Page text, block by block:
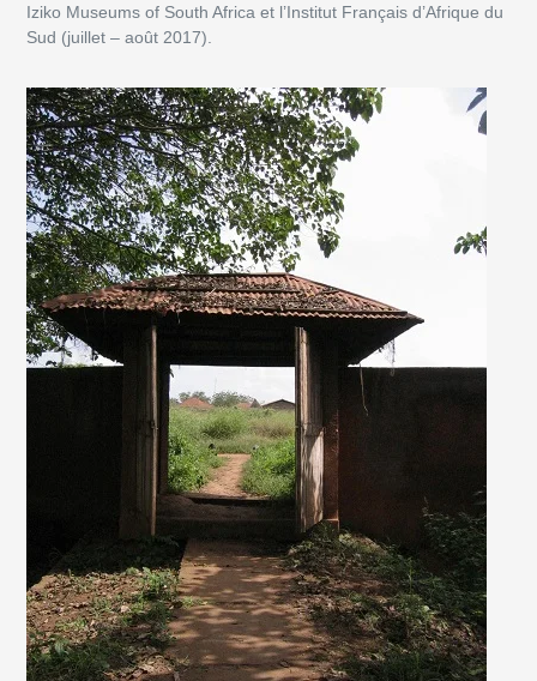
Iziko Museums of South Africa et l’Institut Français d’Afrique du
Sud (juillet – août 2017).